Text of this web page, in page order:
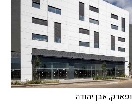
אבן יהודה